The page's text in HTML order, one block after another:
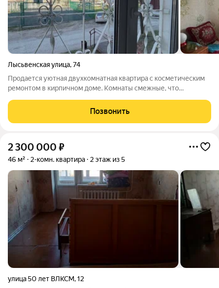
Лысьвенская улица,74
Продается уютная двухкомнатная квартира с косметическим
ремонтом в кирпичном доме. Комнаты смежные, что
вид на тихий двор, где расположена спортивная площадка.
Дом оснащен газоснабжением, что
Позвонить
2 300 000 ₽
46 м² 2-комн. квартира 2 этаж из 5
улица 50 лет ВЛКСМ,12